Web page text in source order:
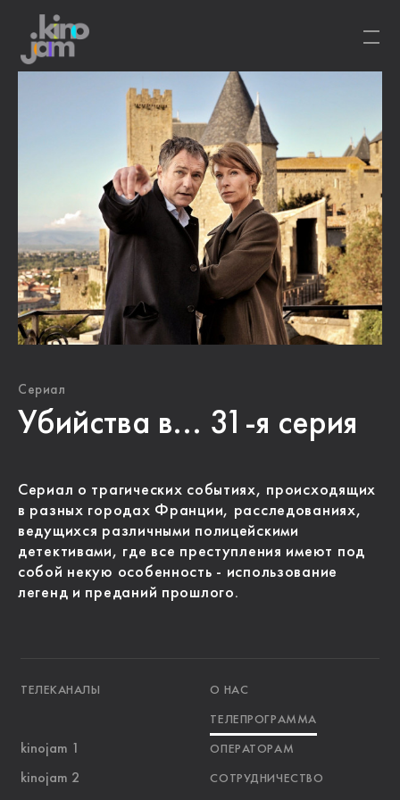
Сериал
Убийства в... 31-я серия
Сериал о трагических событиях, происходящих
в разных городах Франции, расследованиях,
ведущихся различными полицейскими
детективами, где все преступления имеют под
собой некую особенность - использование
легенд и преданий прошлого.
ТЕЛЕКАНАЛЫ О НАС
ТЕЛЕПРОГРАММА
ОПЕРАТОРАМ
СОТРУДНИЧЕСТВО
kinojam 1
kinojam 2